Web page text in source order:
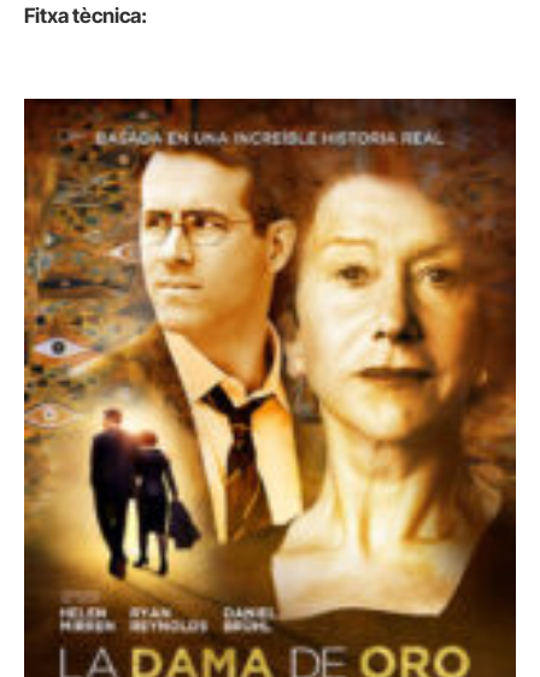
Fitxa tècnica: